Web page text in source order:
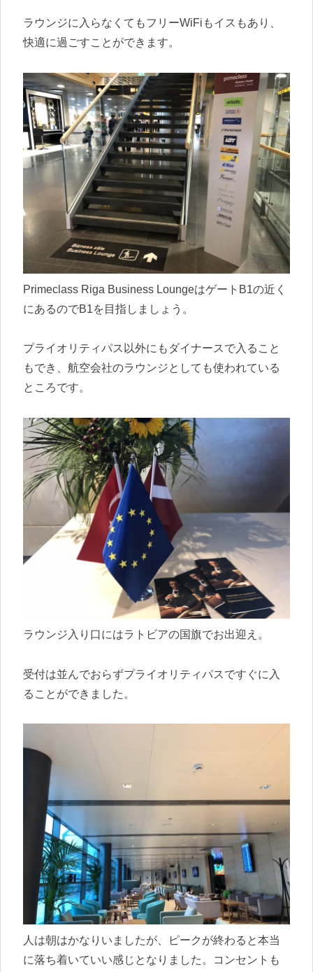
ラウンジに入らなくてもフリーWiFiもイスもあり、
快適に過ごすことができます。
Primeclass Riga Business LoungeはゲートB1の近く
にあるのでB1を目指しましょう。
プライオリティパス以外にもダイナースで入ること
もでき、航空会社のラウンジとしても使われている
ところです。
ラウンジ入り口にはラトビアの国旗でお出迎え。
受付は並んでおらずプライオリティパスですぐに入
ることができました。
人は朝はかなりいましたが、ピークが終わると本当
に落ち着いていい感じとなりました。コンセントも